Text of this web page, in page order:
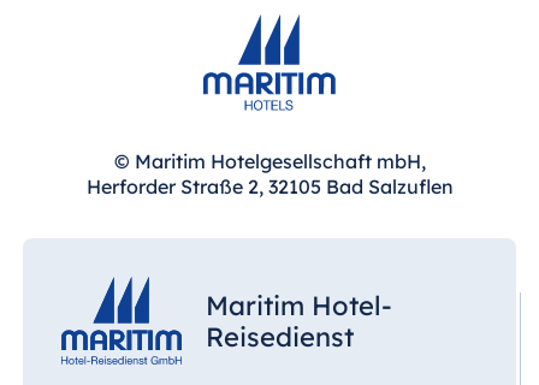
© Maritim Hotelgesellschaft mbH,
Herforder Straße 2, 32105 Bad Salzuflen
Maritim Hotel-
Reisedienst